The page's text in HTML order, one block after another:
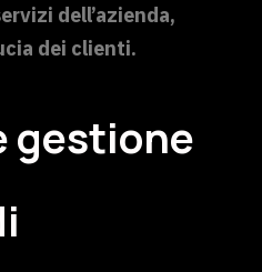
dell’azienda,
dei clienti.
gestione